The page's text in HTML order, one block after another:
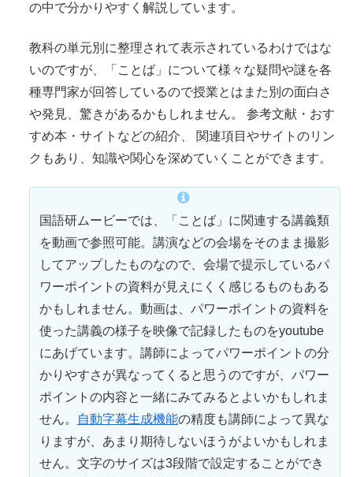
の中で分かりやすく解説しています。
教科の単元別に整理されて表示されているわけではな
いのですが、「ことば」について様々な疑問や謎を各
種専門家が回答しているので授業とはまた別の面白さ
や発見、驚きがあるかもしれません。 参考文献・おす
すめ本・サイトなどの紹介、 関連項目やサイトのリン
クもあり、知識や関心を深めていくことができます。
国語研ムービーでは、「ことば」に関連する講義類
を動画で参照可能。講演などの会場をそのまま撮影
してアップしたものなので、会場で提示しているパ
ワーポイントの資料が見えにくく感じるものもある
かもしれません。動画は、パワーポイントの資料を
使った講義の様子を映像で記録したものをyoutube
にあげています。講師によってパワーポイントの分
かりやすさが異なってくると思うのですが、パワー
ポイントの内容と一緒にみてみるとよいかもしれま
せん。
自動字幕生成機能の精度も講師によって異な
りますが、あまり期待しないほうがよいかもしれま
せん。文字のサイズは3段階で設定することができ